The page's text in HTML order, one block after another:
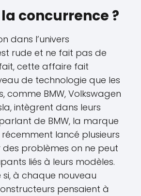
concurrence ?
dans l’univers
rude et ne fait pas de
cette affaire fait
de technologie que les
comme BMW, Volkswagen
intègrent dans leurs
de BMW, la marque
lancé plusieurs
problèmes on ne peut
liés à leurs modèles.
à chaque nouveau
pensaient à